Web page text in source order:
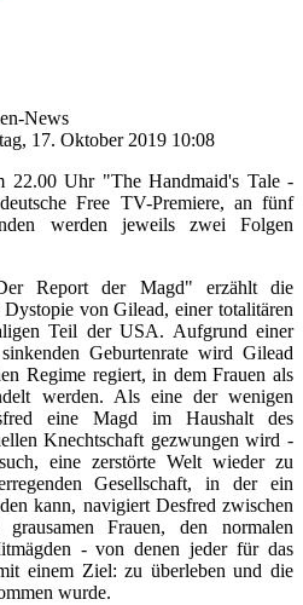
News
17. Oktober 2019 10:08
22.00 Uhr "The Handmaid's Tale -
Free TV-Premiere, an fünf
werden jeweils zwei Folgen
Report der Magd" erzählt die
von Gilead, einer totalitären
Teil der USA. Aufgrund einer
Geburtenrate wird Gilead
Regime regiert, in dem Frauen als
werden. Als eine der wenigen
eine Magd im Haushalt des
Knechtschaft gezwungen wird -
eine zerstörte Welt wieder zu
Gesellschaft, in der ein
kann, navigiert Desfred zwischen
Frauen, den normalen
- von denen jeder für das
einem Ziel: zu überleben und die
wurde.